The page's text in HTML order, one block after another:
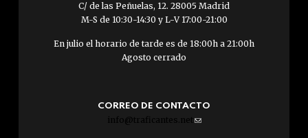
C/ de las Peñuelas, 12. 28005 Madrid
M-S de 10:30-14:30 y L-V 17:00-21:00
En julio el horario de tarde es de 18:00h a 21:00h
Agosto cerrado
CORREO DE CONTACTO
info@traficantes.net (link